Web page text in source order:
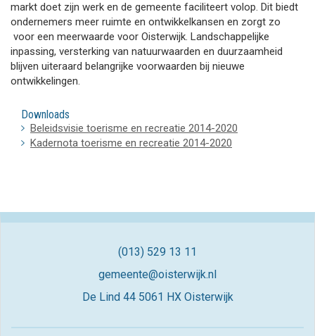
markt doet zijn werk en de gemeente faciliteert volop. Dit biedt
ondernemers meer ruimte en ontwikkelkansen en zorgt zo
voor een meerwaarde voor Oisterwijk. Landschappelijke
inpassing, versterking van natuurwaarden en duurzaamheid
blijven uiteraard belangrijke voorwaarden bij nieuwe
ontwikkelingen.
Downloads
Beleidsvisie toerisme en recreatie 2014-2020
Kadernota toerisme en recreatie 2014-2020
(013) 529 13 11
gemeente@oisterwijk.nl
De Lind 44 5061 HX Oisterwijk